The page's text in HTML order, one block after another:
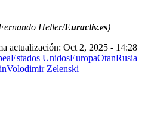
Heller/Euractiv.es)
actualización: Oct 2, 2025 - 14:28
Estados UnidosEuropaOtanRusia
Volodimir Zelenski